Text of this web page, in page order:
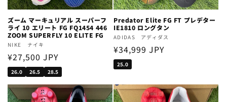
ズーム マーキュリアル スーパーフ
ライ 10 エリート FG FQ1454 446
ZOOM SUPERFLY 10 ELITE FG
Vendor:
NIKE ナイキ
Regular
price
¥27,500 JPY
26.0 26.5 28.5
Predator Elite FG FT プレデター
IE1810 ロングタン
Vendor:
ADIDAS アディダス
Regular
price
¥34,999 JPY
25.0